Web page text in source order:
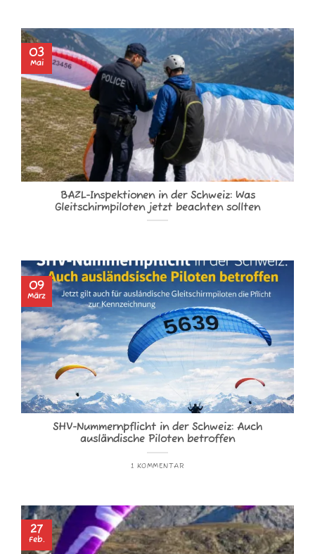
BAZL-Inspektionen in der Schweiz: Was
Gleitschirmpiloten jetzt beachten sollten
03
Mai
SHV-Nummernpflicht in der Schweiz: Auch
ausländische Piloten betroffen
1 KOMMENTAR
09
März
27
Feb.